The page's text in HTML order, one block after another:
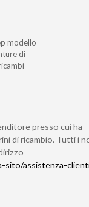
modello
di
presso cui ha
di ricambio. Tutti i
sito/assistenza-